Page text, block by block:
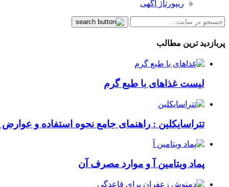
ریپورتاژ آگهی
پربازدید ترین مطالب
لیست غذاهای با طبع گرم
تتراسایکلین : راهنمای جامع نحوه استفاده و عوارض
پماد ویتامین آ و موارد مصرف آن